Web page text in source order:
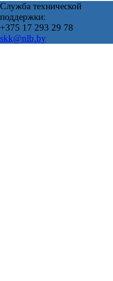
Служба технической
поддержки:
+375 17 293 29 78
skk@nlb.by